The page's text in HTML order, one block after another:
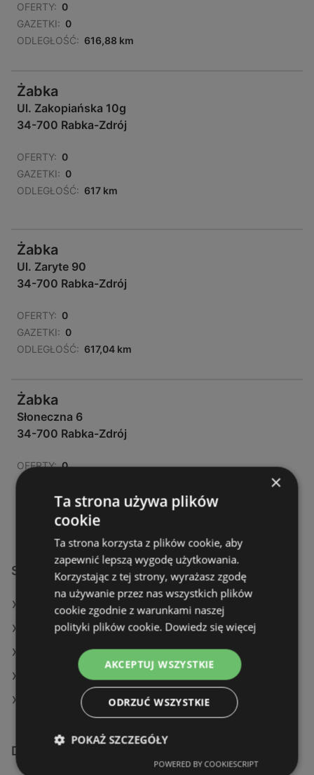
OFERTY: 0
GAZETKI: 0
ODLEGŁOŚĆ: 616,88 km
Żabka
Ul. Zakopiańska 10g
34-700 Rabka-Zdrój
OFERTY: 0
GAZETKI: 0
ODLEGŁOŚĆ: 617 km
Żabka
Ul. Zaryte 90
34-700 Rabka-Zdrój
OFERTY: 0
GAZETKI: 0
ODLEGŁOŚĆ: 617,04 km
Żabka
Słoneczna 6
34-700 Rabka-Zdrój
OFERTY: 0
GAZETKI:
ODLEGŁOŚĆ: 617,75 km
Sklepy Żabka w:
Żabka w Drezdenko
Żabka w Nowa Sól (Gmina)
Żabka w Żuromin
Żabka w Dobrzeń Wielki
Żabka w Rymanów
Dodatkowe łącza
×
Ta strona używa plików
cookie
Ta strona korzysta z plików cookie, aby
zapewnić lepszą wygodę użytkowania.
Korzystając z tej strony, wyrażasz zgodę
na używanie przez nas wszystkich plików
cookie zgodnie z warunkami naszej
polityki plików cookie. Dowiedz się więcej
AKCEPTUJ WSZYSTKIE
ODRZUĆ WSZYSTKIE
POKAŻ SZCZEGÓŁY
POWERED BY COOKIESCRIPT